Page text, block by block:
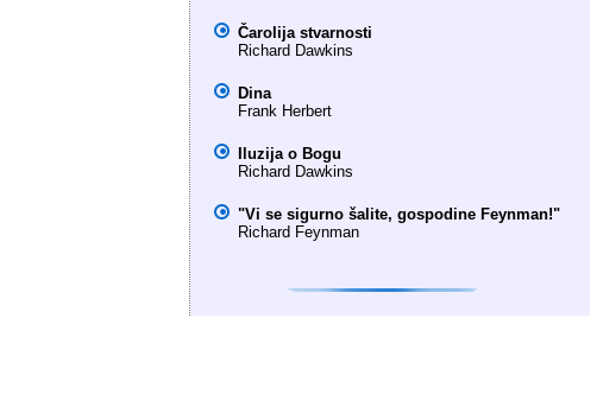
Čarolija stvarnosti
Richard Dawkins
Dina
Frank Herbert
Iluzija o Bogu
Richard Dawkins
"Vi se sigurno šalite, gospodine Feynman!"
Richard Feynman